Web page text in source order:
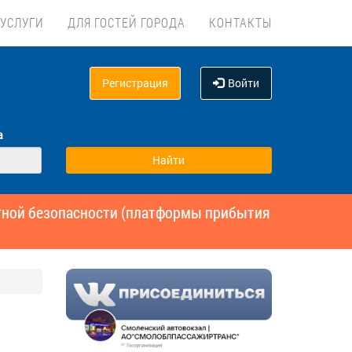
УСЛУГИ ДЛЯ ГОСТЕЙ ГОРОДА КОНТАКТЫ
Регистрация Войти
безопасности (платформы прибытия